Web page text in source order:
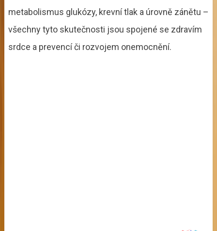
metabolismus glukózy, krevní tlak a úrovně zánětu –
všechny tyto skutečnosti jsou spojené se zdravím
srdce a prevencí či rozvojem onemocnění.